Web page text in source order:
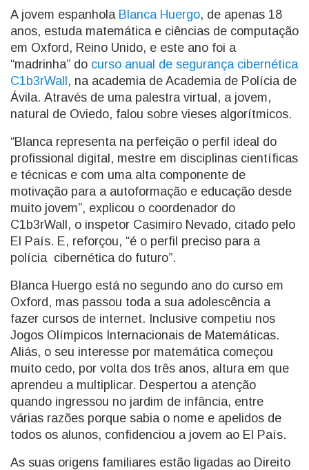
A jovem espanhola Blanca Huergo, de apenas 18
anos, estuda matemática e ciências de computação
em Oxford, Reino Unido, e este ano foi a
“madrinha” do curso anual de segurança cibernética
C1b3rWall , na academia de Academia de Polícia de
Ávila. Através de uma palestra virtual, a jovem,
natural de Oviedo, falou sobre vieses algorítmicos.
“Blanca representa na perfeição o perfil ideal do
profissional digital, mestre em disciplinas científicas
e técnicas e com uma alta componente de
motivação para a autoformação e educação desde
muito jovem”, explicou o coordenador do
C1b3rWall, o inspetor Casimiro Nevado, citado pelo
El País. E, reforçou, “é o perfil preciso para a
polícia cibernética do futuro”.
Blanca Huergo está no segundo ano do curso em
Oxford, mas passou toda a sua adolescência a
fazer cursos de internet. Inclusive competiu nos
Jogos Olímpicos Internacionais de Matemáticas.
Aliás, o seu interesse por matemática começou
muito cedo, por volta dos três anos, altura em que
aprendeu a multiplicar. Despertou a atenção
quando ingressou no jardim de infância, entre
várias razões porque sabia o nome e apelidos de
todos os alunos, confidenciou a jovem ao El País.
As suas origens familiares estão ligadas ao Direito